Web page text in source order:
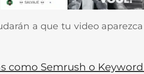
a que tu video
como Semrush o